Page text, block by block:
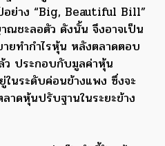
ย่าง “Big, Beautiful Bill”
ชะลอตัว ดังนั้น จึงอาจเป็น
ยทำกำไรหุ้น หลังตลาดตอบ
ว ประกอบกับมูลค่าหุ้น
นระดับค่อนข้างแพง ซึ่งจะ
าดหุ้นปรับฐานในระยะข้าง